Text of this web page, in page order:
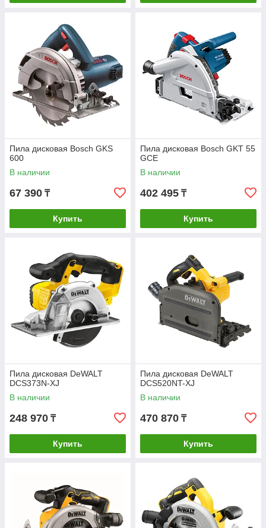
Пила дисковая Bosch GKS
600
В наличии
67 390 ₸
Купить
Пила дисковая Bosch GKT 55
GCE
В наличии
402 495 ₸
Купить
Пила дисковая DeWALT
DCS373N-XJ
В наличии
248 970 ₸
Купить
Пила дисковая DeWALT
DCS520NT-XJ
В наличии
470 870 ₸
Купить